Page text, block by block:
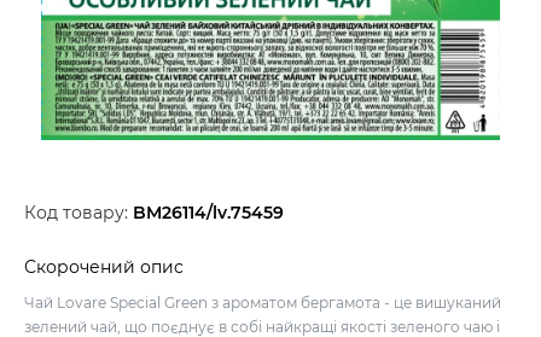
Код товару: BM26114/lv.75459
Скорочений опис
Чай Lovare Special Green з ароматом бергамота - це вишуканий
зелений чай, що поєднує в собі найкращі якості зеленого чаю і